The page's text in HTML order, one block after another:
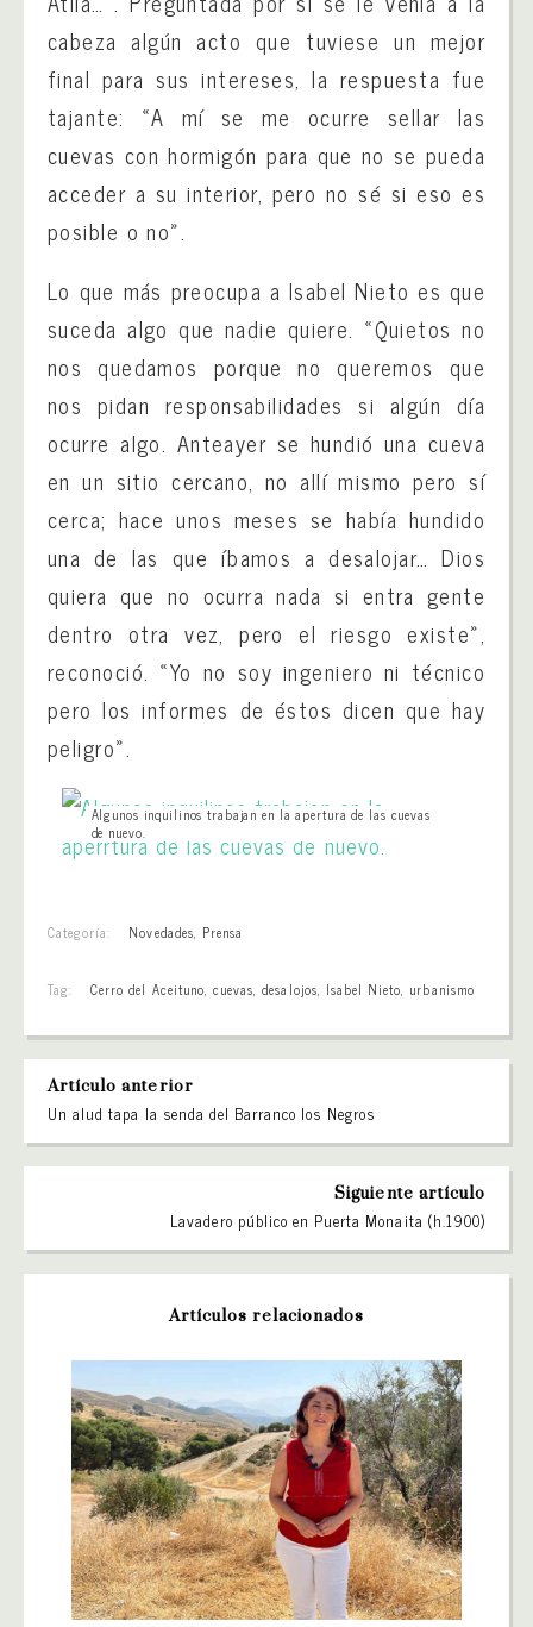
cabeza algún acto que tuviese un mejor
final para sus intereses, la respuesta fue
tajante: «A mí se me ocurre sellar las
cuevas con hormigón para que no se pueda
acceder a su interior, pero no sé si eso es
posible o no».
Lo que más preocupa a Isabel Nieto es que
suceda algo que nadie quiere. «Quietos no
nos quedamos porque no queremos que
nos pidan responsabilidades si algún día
ocurre algo. Anteayer se hundió una cueva
en un sitio cercano, no allí mismo pero sí
cerca; hace unos meses se había hundido
una de las que íbamos a desalojar… Dios
quiera que no ocurra nada si entra gente
dentro otra vez, pero el riesgo existe»,
reconoció. «Yo no soy ingeniero ni técnico
pero los informes de éstos dicen que hay
peligro».
Algunos inquilinos trabajan en la apertura de las cuevas
de nuevo.
Categoría: Novedades Prensa
Tag: Cerro del Aceituno cuevas ,desalojos Isabel Nieto urbanismo
Artículo anterior
Un alud tapa la senda del Barranco los Negros
Siguiente artículo
Lavadero público en Puerta Monaita (h.1900)
Artículos relacionados